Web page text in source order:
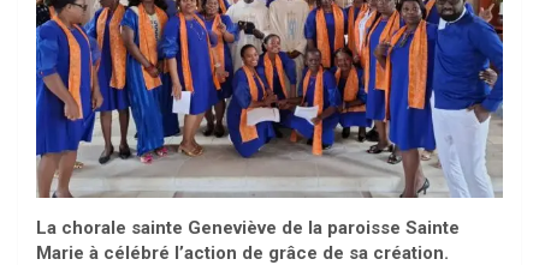
La chorale sainte Geneviève de la paroisse Sainte
Marie à célébré l’action de grâce de sa création.